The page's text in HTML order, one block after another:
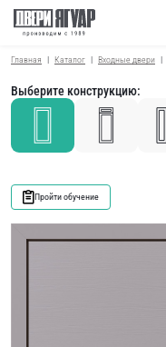
Главная Каталог Входные двери
Выберите конструкцию:
Пройти обучение